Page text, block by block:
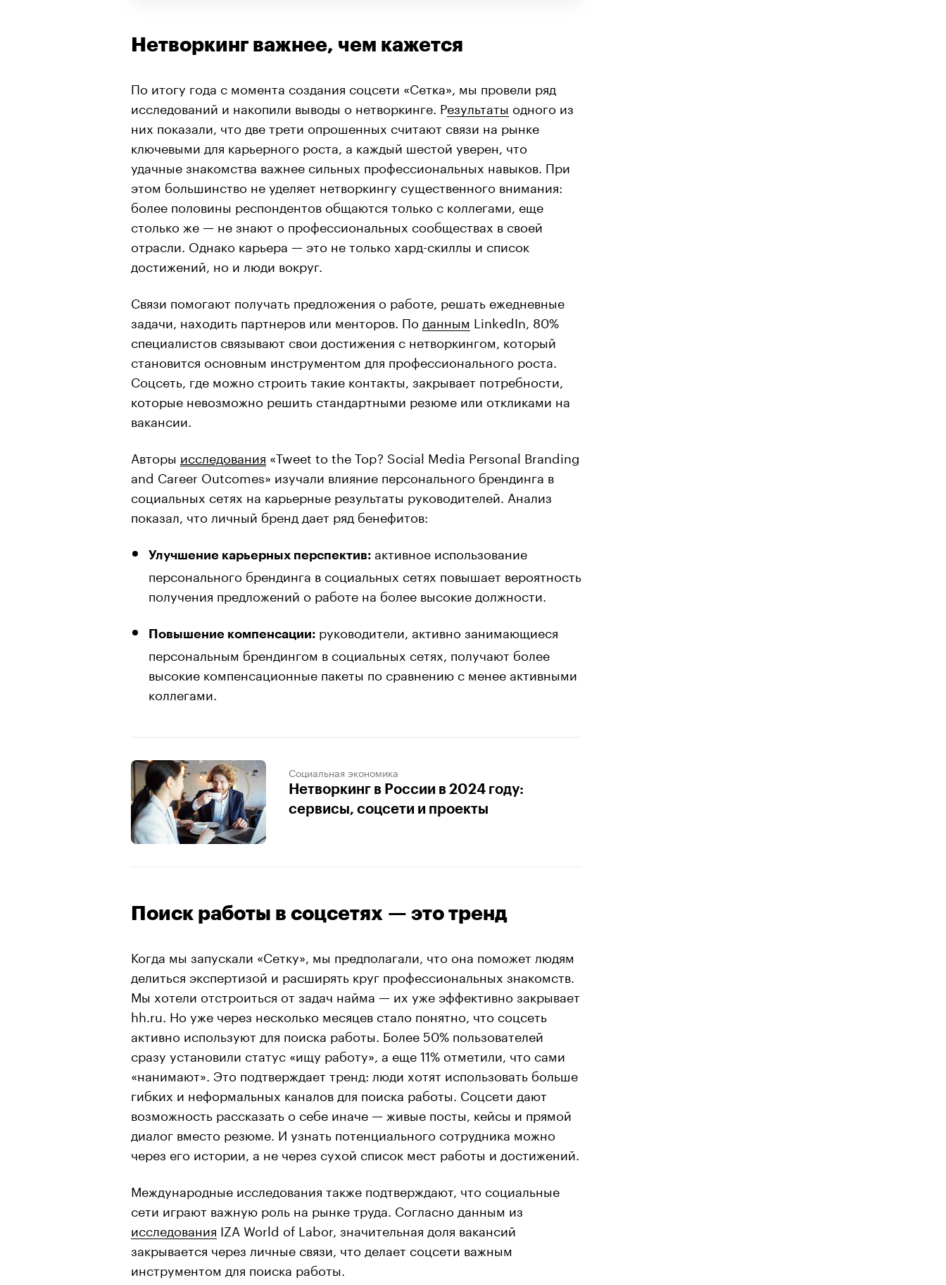
Нетворкинг важнее, чем кажется
По итогу года с момента создания соцсети «Сетка», мы провели ряд
исследований и накопили выводы о нетворкинге. Результаты одного из
них показали, что две трети опрошенных считают связи на рынке
ключевыми для карьерного роста, а каждый шестой уверен, что
удачные знакомства важнее сильных профессиональных навыков. При
этом большинство не уделяет нетворкингу существенного внимания:
более половины респондентов общаются только с коллегами, еще
столько же — не знают о профессиональных сообществах в своей
отрасли. Однако карьера — это не только хард-скиллы и список
достижений, но и люди вокруг.
Связи помогают получать предложения о работе, решать ежедневные
задачи, находить партнеров или менторов. По данным LinkedIn, 80%
специалистов связывают свои достижения с нетворкингом, который
становится основным инструментом для профессионального роста.
Соцсеть, где можно строить такие контакты, закрывает потребности,
которые невозможно решить стандартными резюме или откликами на
вакансии.
Авторы исследования «Tweet to the Top? Social Media Personal Branding
and Career Outcomes» изучали влияние персонального брендинга в
социальных сетях на карьерные результаты руководителей. Анализ
показал, что личный бренд дает ряд бенефитов:
Улучшение карьерных перспектив: активное использование
персонального брендинга в социальных сетях повышает вероятность
получения предложений о работе на более высокие должности.
Повышение компенсации: руководители, активно занимающиеся
персональным брендингом в социальных сетях, получают более
высокие компенсационные пакеты по сравнению с менее активными
коллегами.
Социальная экономика
Нетворкинг в России в 2024 году:
сервисы, соцсети и проекты
Поиск работы в соцсетях — это тренд
Когда мы запускали «Сетку», мы предполагали, что она поможет людям
делиться экспертизой и расширять круг профессиональных знакомств.
Мы хотели отстроиться от задач найма — их уже эффективно закрывает
hh.ru. Но уже через несколько месяцев стало понятно, что соцсеть
активно используют для поиска работы. Более 50% пользователей
сразу установили статус «ищу работу», а еще 11% отметили, что сами
«нанимают». Это подтверждает тренд: люди хотят использовать больше
гибких и неформальных каналов для поиска работы. Соцсети дают
возможность рассказать о себе иначе — живые посты, кейсы и прямой
диалог вместо резюме. И узнать потенциального сотрудника можно
через его истории, а не через сухой список мест работы и достижений.
Международные исследования также подтверждают, что социальные
сети играют важную роль на рынке труда. Согласно данным из
исследования IZA World of Labor, значительная доля вакансий
закрывается через личные связи, что делает соцсети важным
инструментом для поиска работы.